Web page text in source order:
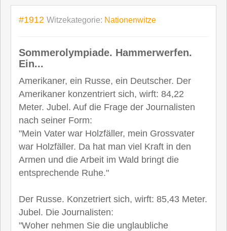
#1912 Witzekategorie: Nationenwitze
Sommerolympiade. Hammerwerfen.
Ein...
Amerikaner, ein Russe, ein Deutscher. Der
Amerikaner konzentriert sich, wirft: 84,22
Meter. Jubel. Auf die Frage der Journalisten
nach seiner Form:
"Mein Vater war Holzfäller, mein Grossvater
war Holzfäller. Da hat man viel Kraft in den
Armen und die Arbeit im Wald bringt die
entsprechende Ruhe."
Der Russe. Konzetriert sich, wirft: 85,43 Meter.
Jubel. Die Journalisten:
"Woher nehmen Sie die unglaubliche